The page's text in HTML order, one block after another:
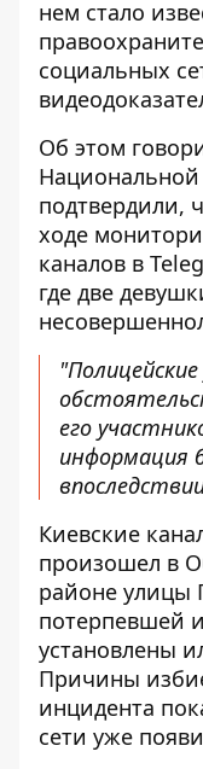
нем стало
социальных
Об этом
подтвердили,
ходе
каналов в
где две
его
информация
Киевские
произошел в
районе улицы
потерпевшей
установлены
Причины
инцидента
сети уже